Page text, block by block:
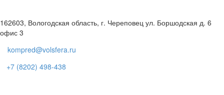
162603, Вологодская область, г. Череповец ул. Боршодская д. 6
офис 3
kompred@volsfera.ru
+7 (8202) 498-438